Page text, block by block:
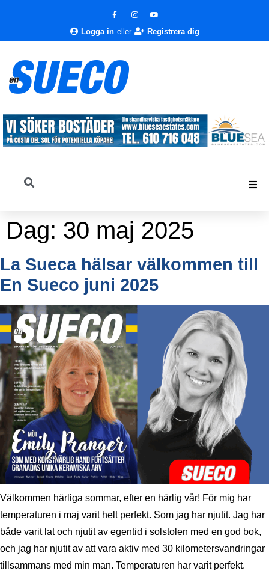
Logga in eller Registrera dig
Dag: 30 maj 2025
La Sueca hälsar välkommen till
En Sueco juni 2025
Välkommen härliga sommar, efter en härlig vår! För mig har
temperaturen i maj varit helt perfekt. Som jag har njutit. Jag har
både varit lat och njutit av egentid i solstolen med en god bok,
och jag har njutit av att vara aktiv med 30 kilometersvandringar
tillsammans med min man. Temperaturen har varit perfekt.